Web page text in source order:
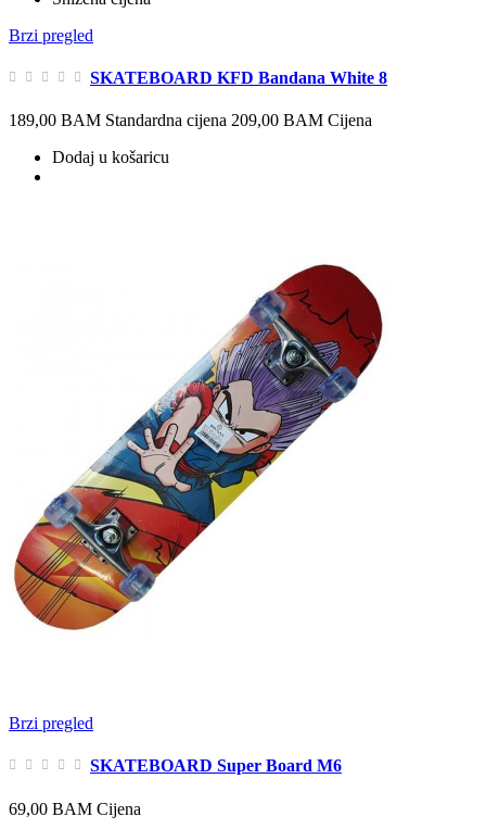
Brzi pregled
SKATEBOARD KFD Bandana White 8
189,00 BAM Standardna cijena 209,00 BAM Cijena
Dodaj u košaricu
Brzi pregled
SKATEBOARD Super Board M6
69,00 BAM Cijena